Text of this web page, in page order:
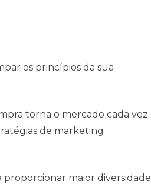
os princípios da sua
torna o mercado cada vez
de marketing
proporcionar maior diversidade